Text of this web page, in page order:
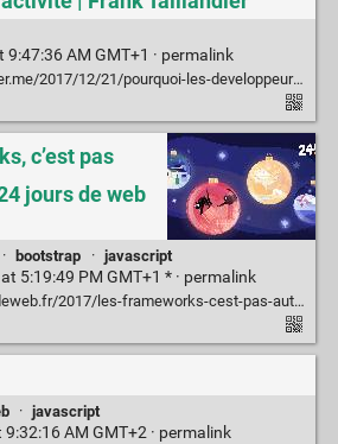
AM GMT+1 · permalink
pourquoi-les-developpeurs-web-doivent-se-soucier-de-l-interactivite/
c’est pas
jours de web
· bootstrap · javascript
5:19:49 PM GMT+1 * · permalink
2017/les-frameworks-cest-pas-automatique/
· javascript
AM GMT+2 · permalink